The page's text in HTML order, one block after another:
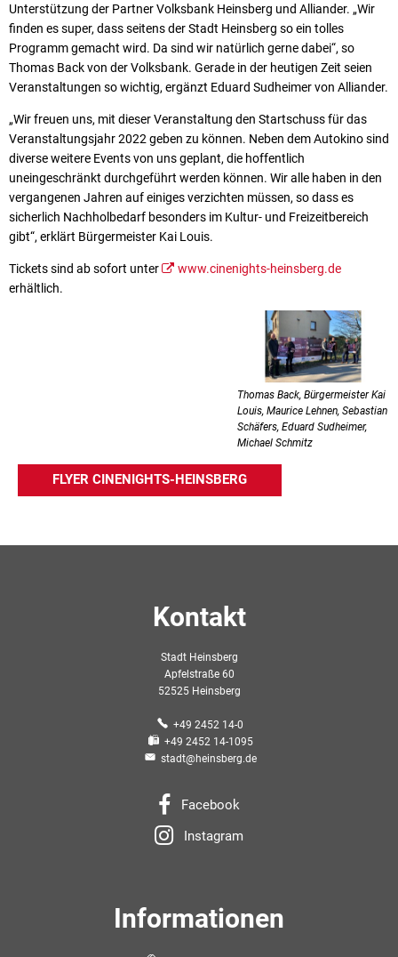
Unterstützung der Partner Volksbank Heinsberg und Alliander. „Wir
finden es super, dass seitens der Stadt Heinsberg so ein tolles
Programm gemacht wird. Da sind wir natürlich gerne dabei“, so
Thomas Back von der Volksbank. Gerade in der heutigen Zeit seien
Veranstaltungen so wichtig, ergänzt Eduard Sudheimer von Alliander.
„Wir freuen uns, mit dieser Veranstaltung den Startschuss für das
Veranstaltungsjahr 2022 geben zu können. Neben dem Autokino sind
diverse weitere Events von uns geplant, die hoffentlich
uneingeschränkt durchgeführt werden können. Wir alle haben in den
vergangenen Jahren auf einiges verzichten müssen, so dass es
sicherlich Nachholbedarf besonders im Kultur- und Freizeitbereich
gibt“, erklärt Bürgermeister Kai Louis.
Tickets sind ab sofort unter
www.cinenights-heinsberg.de
erhältlich.
Thomas Back, Bürgermeister Kai
Louis, Maurice Lehnen, Sebastian
Schäfers, Eduard Sudheimer,
Michael Schmitz
FLYER CINENIGHTS-HEINSBERG
Kontakt
Stadt Heinsberg
Apfelstraße 60
52525 Heinsberg
+49 2452 14-0
+49 2452 14-1095
stadt@heinsberg.de
Facebook
Instagram
Informationen